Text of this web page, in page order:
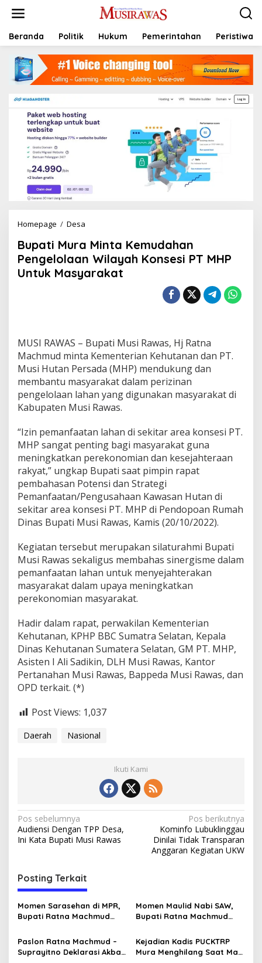
t
Beranda Politik Hukum Pemerintahan Peristiwa
Homepage / Desa
p
a
t
i
i
t
a
K
e
m
u
a
h
a
n
P
e
n
g
e
l
a
a
n
i
a
y
a
h
K
o
e
s
P
u
k
M
y
a
a
k
t
Bupati Mura Minta Kemudahan
Pengelolaan Wilayah Konsesi PT MHP
Untuk Masyarakat
MUSI RAWAS – Bupati Musi Rawas, Hj Ratna
Machmud minta Kementerian Kehutanan dan PT.
Musi Hutan Persada (MHP) mendukung dan
membantu masyarakat dalam perizinan
pengelolaan lahan yang digunakan masyarakat di
Kabupaten Musi Rawas.
“Izin pemanfaatan lahan di sekitar area konsesi PT.
MHP sangat penting bagi masyarakat guna
meningkatkan perekonomian dan kesejahteraan
rakyat,” ungkap Bupati saat pimpin rapat
pembahasan Potensi dan Strategi
Pemanfaatan/Pengusahaan Kawasan Hutan di
sekitar area konsesi PT. MHP di Pendopoan Rumah
Dinas Bupati Musi Rawas, Kamis (20/10/2022).
Kegiatan tersebut merupakan silaturahmi Bupati
Musi Rawas sekaligus membahas sinergisme dalam
pemanfaatan lahan untuk menyejahterakan
masyarakat dalam upaya meningkatkan
perekonomian masyarakat.
Hadir dalam rapat, perwakilan Kementerian
Kehutanan, KPHP BBC Sumatra Selatan, Kepala
Dinas Kehutanan Sumatera Selatan, GM PT. MHP,
Asisten I Ali Sadikin, DLH Musi Rawas, Kantor
Pertanahan Musi Rawas, Bappeda Musi Rawas, dan
OPD terkait. (*)
Post Views: 1,037
Daerah Nasional
Ikuti Kami
N
a
i
g
a
s
i
p
Pos sebelumnya
Audiensi Dengan TPP Desa,
Ini Kata Bupati Musi Rawas
Pos berikutnya
Kominfo Lubuklinggau
Dinilai Tidak Transparan
Anggaran Kegiatan UKW
Posting Terkait
Momen Sarasehan di MPR,
Bupati Ratna Machmud
Konkret Atasi Masalah
Geopolitik Global
Momen Maulid Nabi SAW,
Bupati Ratna Machmud
Tingkatkan Iman dan
Taqwa
Paslon Ratna Machmud –
Suprayitno Deklarasi Akbar
Kejadian Kadis PUCKTRP
Mura Menghilang Saat Mau